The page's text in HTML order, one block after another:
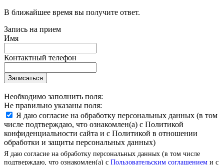
В ближайшее время вы получите ответ.
Запись на прием
Имя
Контактный телефон
Записаться
Необходимо заполнить поля:
Не правильно указаны поля:
Я даю согласие на обработку персональных данных (в том
числе подтверждаю, что ознакомлен(а) с Политикой
конфиденциальности сайта и с Политикой в отношении
обработки и защиты персональных данных)
Я даю согласие на обработку персональных данных (в том числе
подтверждаю, что ознакомлен(а) с Пользовательским соглашением и с